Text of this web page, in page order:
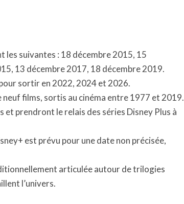
les suivantes : 18 décembre 2015, 15
13 décembre 2017, 18 décembre 2019.
sortir en 2022, 2024 et 2026.
films, sortis au cinéma entre 1977 et 2019.
et prendront le relais des séries Disney Plus à
est prévu pour une date non précisée,
articulée autour de trilogies
l’univers.